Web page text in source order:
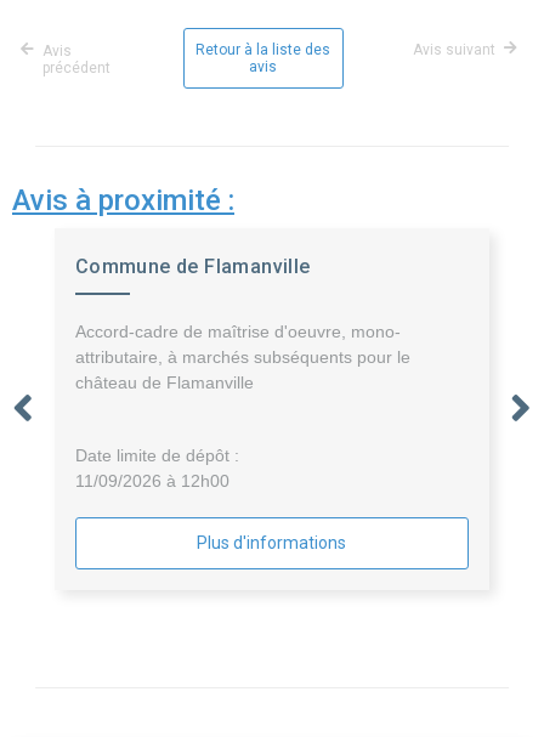
Avis
précédent
Retour à la liste des
avis
Avis suivant
Avis à proximité :
Commune de Flamanville
Accord-cadre de maîtrise d'oeuvre, mono-
attributaire, à marchés subséquents pour le
château de Flamanville
Date limite de dépôt :
11/09/2026 à 12h00
Plus d'informations